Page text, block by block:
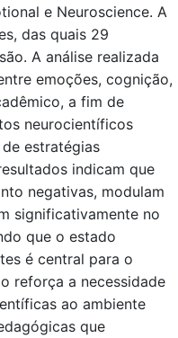
e Neuroscience. A
das quais 29
A análise realizada
emoções, cognição,
a fim de
neurocientíficos
estratégias
indicam que
negativas, modulam
significativamente no
que o estado
é central para o
reforça a necessidade
ao ambiente
que